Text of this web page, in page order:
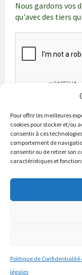
Pour offrir les meilleures
cookies pour stocker et/ou
consentir à ces
comportement de
consentir ou de retirer son
caractéristiques et
Politique de Confidentialité
légales
Nous gardons vos
qu'avec des tiers
Bienvenue à
Puycapel.fr utilise
votre usage du site
le dicte et